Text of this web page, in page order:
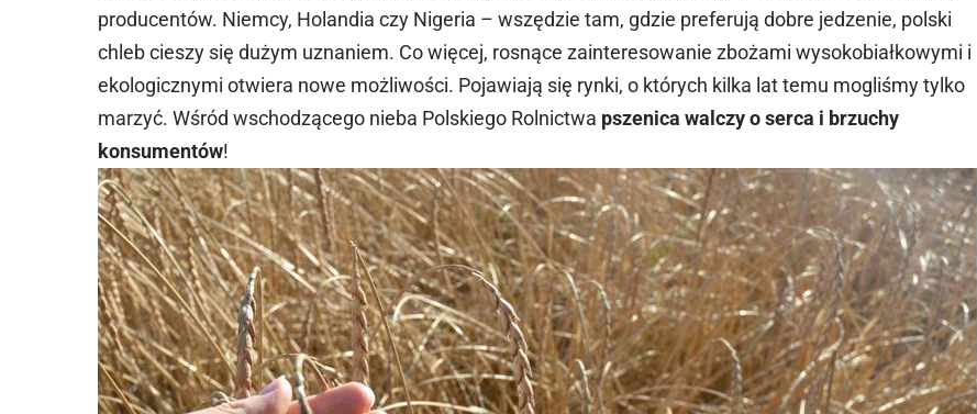
producentów. Niemcy, Holandia czy Nigeria – wszędzie tam, gdzie preferują dobre jedzenie, polski
chleb cieszy się dużym uznaniem. Co więcej, rosnące zainteresowanie zbożami wysokobiałkowymi i
ekologicznymi otwiera nowe możliwości. Pojawiają się rynki, o których kilka lat temu mogliśmy tylko
marzyć. Wśród wschodzącego nieba Polskiego Rolnictwa pszenica walczy o serca i brzuchy
konsumentów!